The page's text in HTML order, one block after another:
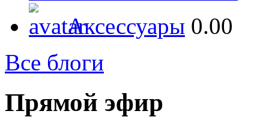
Аксессуары 0.00
Все блоги
Прямой эфир